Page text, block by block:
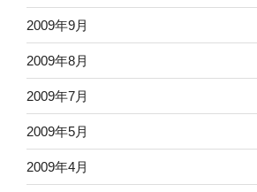
2009年9月
2009年8月
2009年7月
2009年5月
2009年4月